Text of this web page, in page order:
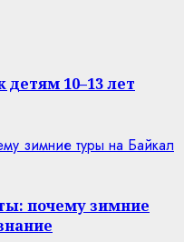
10–13 лет
зимние туры на Байкал
почему зимние